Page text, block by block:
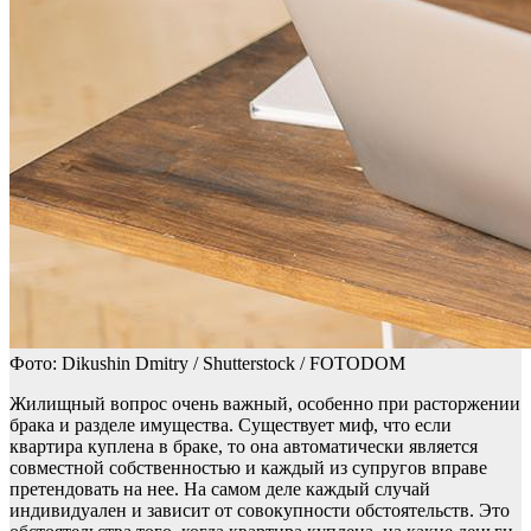
Фото: Dikushin Dmitry / Shutterstock / FOTODOM
Жилищный вопрос очень важный, особенно при расторжении
брака и разделе имущества. Существует миф, что если
квартира куплена в браке, то она автоматически является
совместной собственностью и каждый из супругов вправе
претендовать на нее. На самом деле каждый случай
индивидуален и зависит от совокупности обстоятельств. Это